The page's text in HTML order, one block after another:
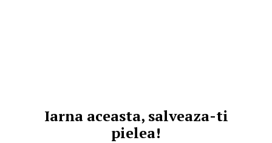
Iarna aceasta, salveaza-ti
pielea!